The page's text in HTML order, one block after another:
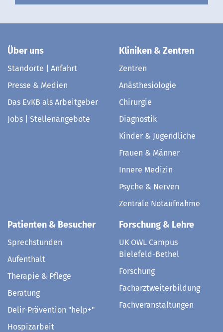
Über uns
Standorte | Anfahrt
Presse & Medien
Das EvKB als Arbeitgeber
Jobs | Stellenangebote
Kliniken & Zentren
Zentren
Anästhesiologie
Chirurgie
Diagnostik
Kinder & Jugendliche
Frauen & Männer
Innere Medizin
Psyche & Nerven
Zentrale Notaufnahme
Patienten & Besucher
Sprechstunden
Aufenthalt
Therapie & Pflege
Beratung
Delir-Prävention "help+"
Hospizarbeit
Forschung & Lehre
UK OWL Campus
Bielefeld-Bethel
Forschung
Facharztweiterbildung
Fachveranstaltungen